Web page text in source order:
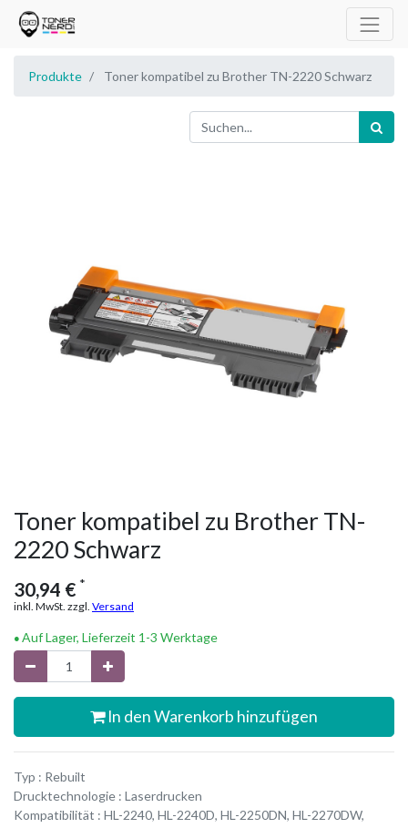
Produkte Toner kompatibel zu Brother TN-2220 Schwarz
Toner kompatibel zu Brother TN-
2220 Schwarz
30,94 € *
inkl. MwSt. zzgl. Versand
Auf Lager, Lieferzeit 1-3 Werktage
In den Warenkorb hinzufügen
Typ : Rebuilt
Drucktechnologie : Laserdrucken
Kompatibilität : HL-2240, HL-2240D, HL-2250DN, HL-2270DW,